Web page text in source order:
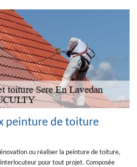
peinture de toiture
ou réaliser la peinture de toiture,
pour tout projet. Composée